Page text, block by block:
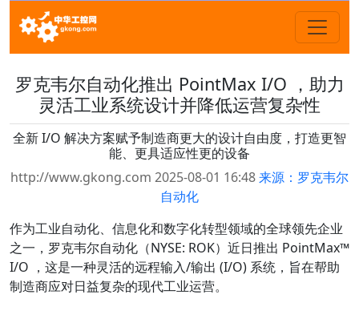
罗克韦尔自动化推出 PointMax I/O ，助力
灵活工业系统设计并降低运营复杂性
全新 I/O 解决方案赋予制造商更大的设计自由度，打造更智
能、更具适应性更的设备
http://www.gkong.com 2025-08-01 16:48来源：罗克韦尔
自动化
作为工业自动化、信息化和数字化转型领域的全球领先企业
之一，罗克韦尔自动化（NYSE: ROK）近日推出 PointMax™
I/O ，这是一种灵活的远程输入/输出 (I/O) 系统，旨在帮助
制造商应对日益复杂的现代工业运营。